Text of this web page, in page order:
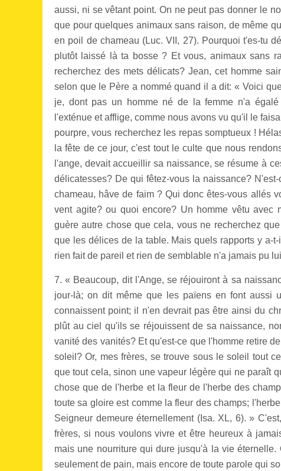
aussi, ni se vêtant point. On ne peut pas donner le
que pour quelques animaux sans raison, de même
en poil de chameau (Luc. VII, 27). Pourquoi t'es-tu
plutôt laissé là ta bosse ? Et vous, animaux sans
recherchez des mets délicats? Jean, cet homme
selon que le Père a nommé quand il a dit: « Voici
je, dont pas un homme né de la femme n'a
l'exténue et afflige, comme nous avons vu qu'il le
pourpre, vous recherchez les repas somptueux !
la fête de ce jour, c'est tout le culte que nous
l'ange, devait accueillir sa naissance, se résume à
délicatesses? De qui fêtez-vous la naissance?
chameau, hâve de faim ? Qui donc êtes-vous allés
vent agite? ou quoi encore? Un homme vêtu avec
guère autre chose que cela, vous ne recherchez
que les délices de la table. Mais quels rapports y a-
rien fait de pareil et rien de semblable n'a jamais pu
7. « Beaucoup, dit l'Ange, se réjouiront à sa
jour-là; on dit même que les païens en font aussi
connaissent point; il n'en devrait pas être ainsi du
plût au ciel qu'ils se réjouissent de sa naissance,
vanité des vanités? Et qu'est-ce que l'homme retire
soleil? Or, mes frères, se trouve sous le soleil tout
que tout cela, sinon une vapeur légère qui ne paraît
chose que de l'herbe et la fleur de l'herbe des
toute sa gloire est comme la fleur des champs;
Seigneur demeure éternellement (Isa. XL, 6). »
frères, si nous voulons vivre et être heureux à
mais une nourriture qui dure jusqu'à la vie
seulement de pain, mais encore de toute parole qui